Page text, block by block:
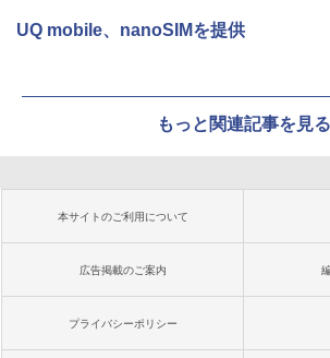
UQ mobile、nanoSIMを提供
もっと関連記事を見る
本サイトのご利用について
広告掲載のご案内
プライバシーポリシー